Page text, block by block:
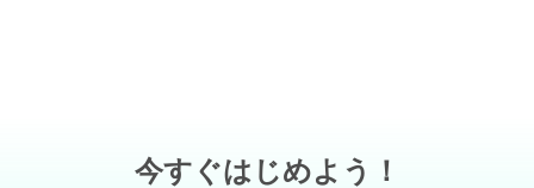
今すぐはじめよう！